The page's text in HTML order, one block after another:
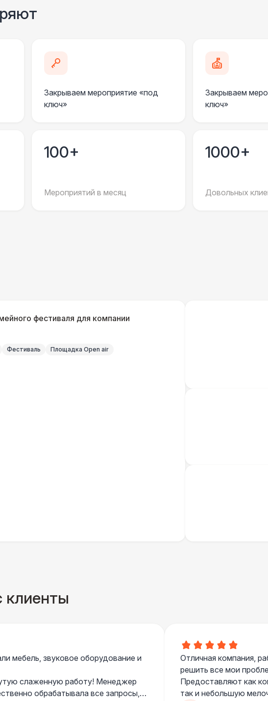
Закрываем мероприятие «под
ключ»
Закрываем
ключ»
100+
Мероприятий в месяц
1000+
Довольных
фестиваля для компании
Фестиваль Площадка Open air
клиенты
мебель, звуковое оборудование и
слаженную работу! Менеджер
обрабатывала все запросы,
Отличная компания,
решить все мои
Предоставляют как
так и небольшую